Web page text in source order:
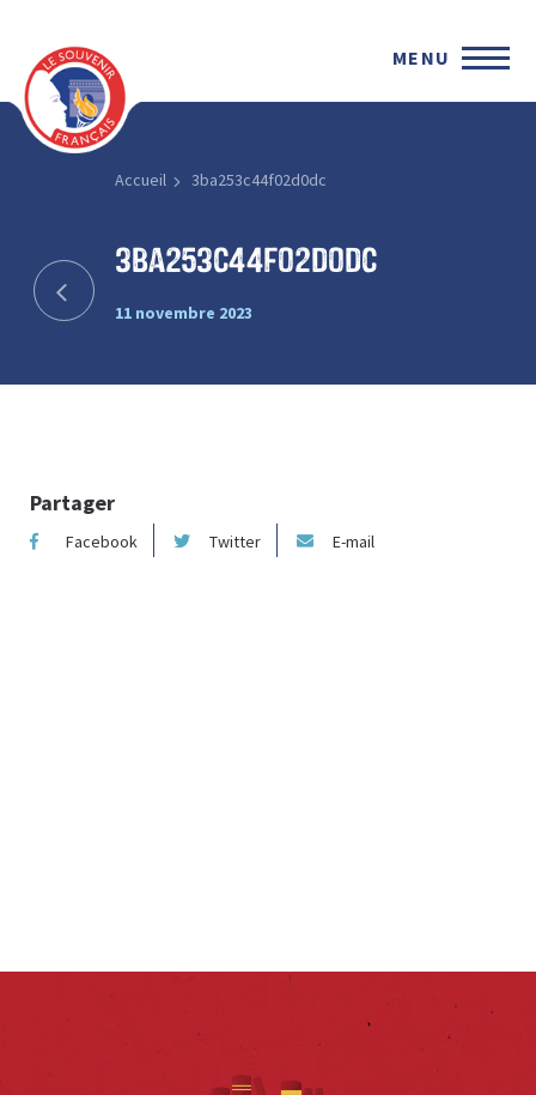
MENU
Accueil 3ba253c44f02d0dc
3ba253c44f02d0dc
11 novembre 2023
Partager
Facebook Twitter E-mail